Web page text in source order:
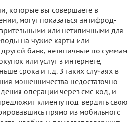
которые вы совершаете в
могут показаться антифрод-
или нетипичными для
на чужие карты или
банк, нетипичные по суммам
или услуг в интернете,
срока и т.д. В таких случаях в
мошенничества недостаточно
операции через смс-код, и
клиенту подтвердить свою
прямо из мобильного